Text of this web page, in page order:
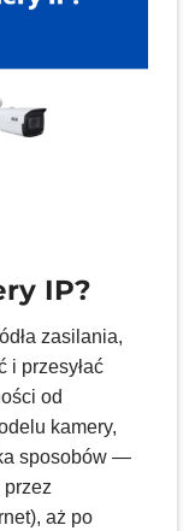
IP?
zasilania,
i przesyłać
od
kamery,
sposobów —
aż po